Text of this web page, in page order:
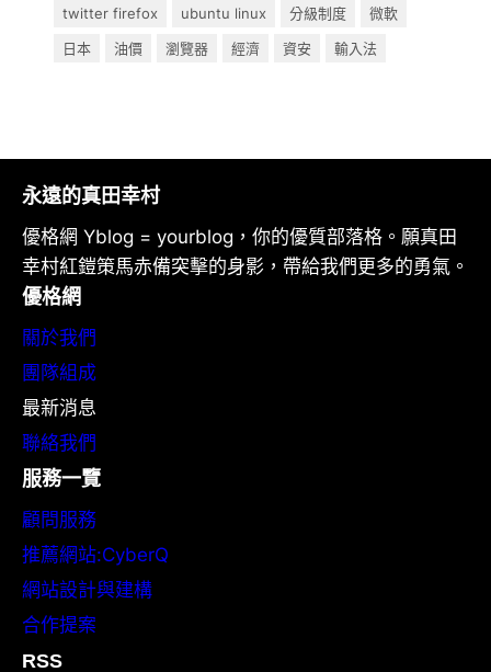
twitter firefox
ubuntu linux 分級制度
微軟
日本
油價 瀏覽器 經濟 資安 輸入法
永遠的真田幸村
優格網 Yblog = yourblog，你的優質部落格。願真田
幸村紅鎧策馬赤備突擊的身影，帶給我們更多的勇氣。
優格網
關於我們
團隊組成
最新消息
聯絡我們
服務一覽
顧問服務
推薦網站:CyberQ
網站設計與建構
合作提案
RSS